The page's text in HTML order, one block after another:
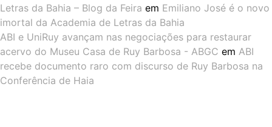
Letras da Bahia – Blog da Feira em Emiliano José é o novo
imortal da Academia de Letras da Bahia
ABI e UniRuy avançam nas negociações para restaurar
acervo do Museu Casa de Ruy Barbosa - ABGC em ABI
recebe documento raro com discurso de Ruy Barbosa na
Conferência de Haia